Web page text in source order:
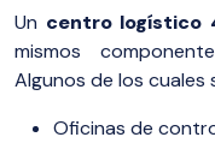
Un centro logístico
mismos
Algunos de los cuales
Oficinas de